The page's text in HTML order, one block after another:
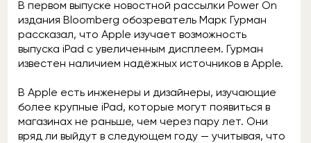
В первом выпуске новостной рассылки Power On
издания Bloomberg обозреватель Марк Гурман
рассказал, что Apple изучает возможность
выпуска iPad с увеличенным дисплеем. Гурман
известен наличием надёжных источников в Apple.
В Apple есть инженеры и дизайнеры, изучающие
более крупные iPad, которые могут появиться в
магазинах не раньше, чем через пару лет. Они
вряд ли выйдут в следующем году — учитывая, что